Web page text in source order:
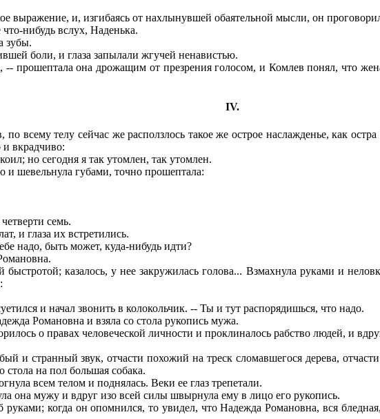
выражение, и, изгибаясь от нахлынувшей обаятельной мысли, он
нибудь вслух, Наденька.
зубы.
боли, и глаза запылали жгучей ненавистью.
прошептала она дрожащим от презрения голосом, и Комлев понял, что
IV.
всему телу сейчас же расползлось такое же острое наслажденье, как
и вкрадчиво:
но сегодня я так утомлен, так утомлен.
и шевельнула губами, точно прошептала:
семь.
и глаза их встретились.
надо, быть может, куда-нибудь идти?
казалось, у нее закружилась голова... Взмахнула руками и
и начал звонить в колокольчик. -- Ты и тут распорядишься, что надо.
Романовна и взяла со стола рукопись мужа.
о правах человеческой личности и проклиналось рабство людей, и
и странный звук, отчасти похожий на треск сломавшегося дерева,
на пол большая собака.
всем телом и поднялась. Веки ее глаз трепетали.
она мужу и вдруг изо всей силы швырнула ему в лицо его рукопись.
когда он опомнился, то увидел, что Надежда Романовна, вся